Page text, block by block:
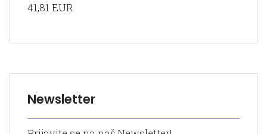
41,81 EUR
Newsletter